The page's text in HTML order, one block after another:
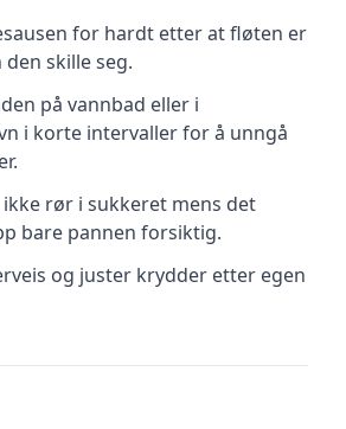
for hardt etter at fløten er
skille seg.
på vannbad eller i
i korte intervaller for å unngå
rør i sukkeret mens det
bare pannen forsiktig.
og juster krydder etter egen